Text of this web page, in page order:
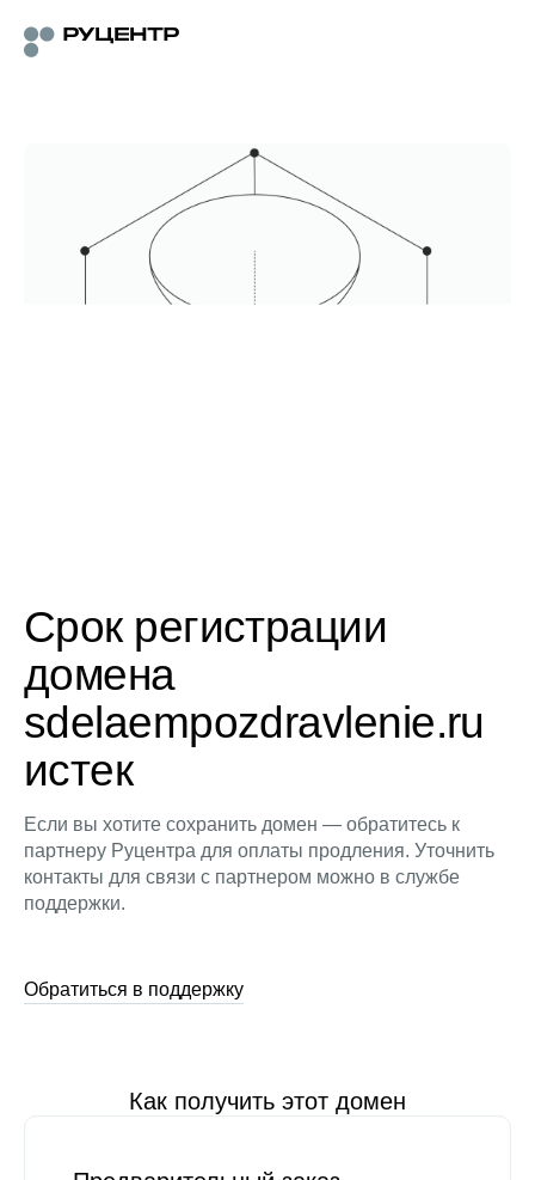
Срок регистрации
домена
sdelaempozdravlenie.ru
истек
Если вы хотите сохранить домен — обратитесь к
партнеру Руцентра для оплаты продления. Уточнить
контакты для связи с партнером можно в службе
поддержки.
Обратиться в поддержку
Как получить этот домен